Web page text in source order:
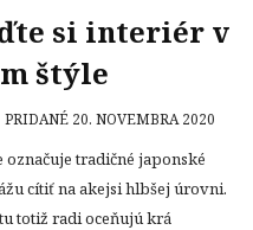
si interiér v
štýle
PRIDANÉ 20. NOVEMBRA 2020
tradičné japonské
cítiť na akejsi hlbšej úrovni.
totiž radi oceňujú krá